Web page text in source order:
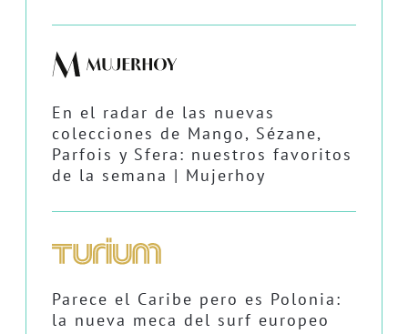
En el radar de las nuevas
colecciones de Mango, Sézane,
Parfois y Sfera: nuestros favoritos
de la semana | Mujerhoy
Parece el Caribe pero es Polonia:
la nueva meca del surf europeo